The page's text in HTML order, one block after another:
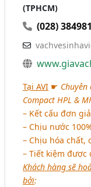
(TPHCM)
(028)
Tại AVI ☛
Compact HPL &
– Kết cấu đơn
– Chịu nước
– Chịu hóa chất,
– Tiết kiệm được
Khách hàng sẽ
bởi: